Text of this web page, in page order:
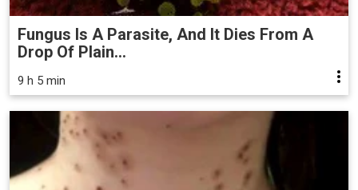
Fungus Is A Parasite, And It Dies From A
Drop Of Plain...
9 h 5 min